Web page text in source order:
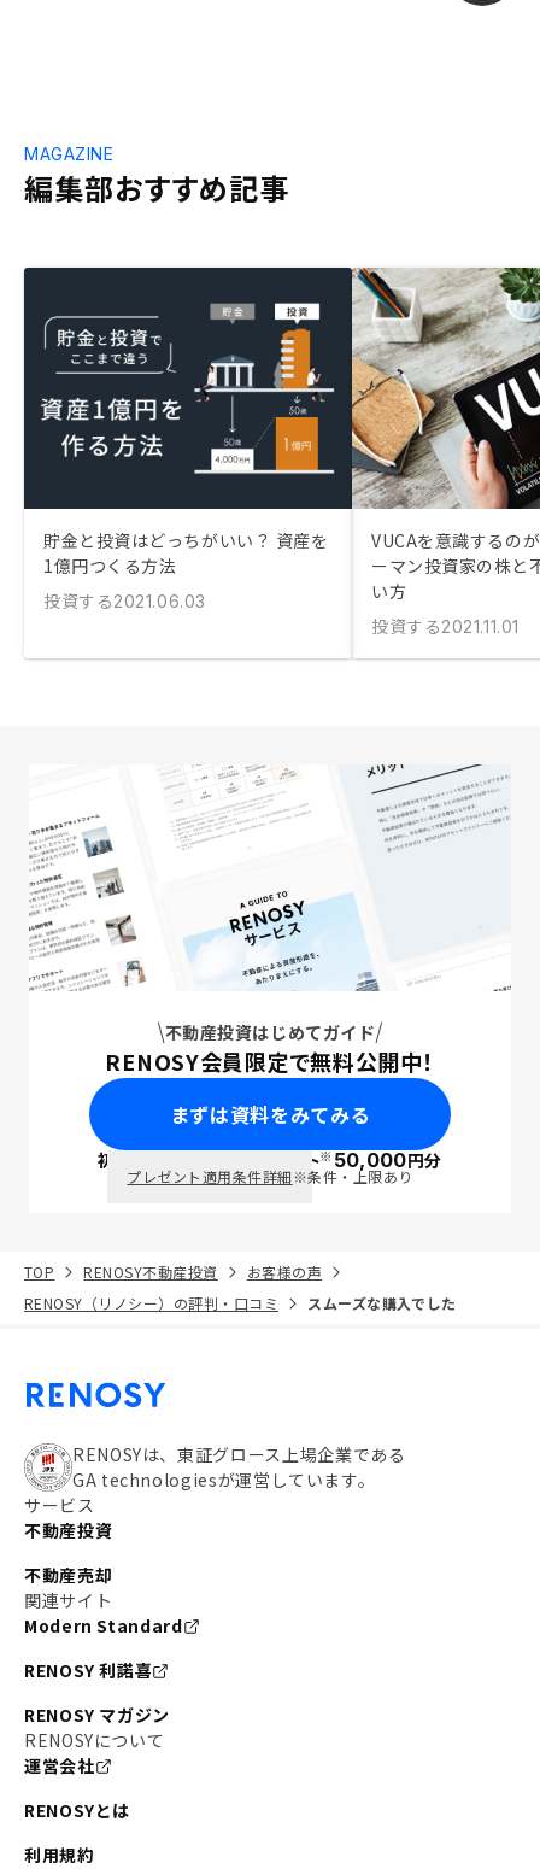
編集部おすすめ記事
MAGAZINE
貯金と投資はどっちがいい？ 資産を
1億円つくる方法
投資する2021.06.03
VUCAを意識するの
ーマン投資家の株と
い方
投資する2021.11.01
不動産投資はじめてガイド
RENOSY会員限定で無料公開中！
まずは資料をみてみる
初回面談で ポイント※50,000円分
プレゼント適用条件詳細※条件・上限あり
TOP RENOSY不動産投資
お客様の声
RENOSY（リノシー）の評判・口コミ
スムーズな購入でした
RENOSYは、東証グロース上場企業である
GA technologiesが運営しています。
サービス
不動産投資
不動産売却
関連サイト
Modern Standard
RENOSY 利諾喜
RENOSY マガジン
RENOSYについて
運営会社
RENOSYとは
利用規約